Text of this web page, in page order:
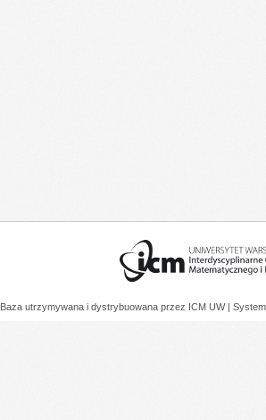
Baza utrzymywana i dystrybuowana przez ICM UW |